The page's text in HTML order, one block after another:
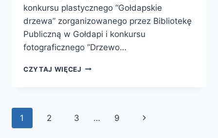
konkursu plastycznego “Gołdapskie
drzewa” zorganizowanego przez Bibliotekę
Publiczną w Gołdapi i konkursu
fotograficznego “Drzewo…
CZYTAJ WIĘCEJ WRĘCZENIE
Nawigacja
1 2 3 … 9
Następna